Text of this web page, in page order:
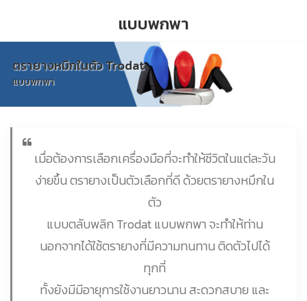
แบบพกพา
ตรายางหมึกในตัว Trodat
แบบพกพา
เมื่อต้องการเลือกเครื่องมือที่จะทำให้ชีวิตในแต่ละวัน
ง่ายขึ้น ตรายางเป็นตัวเลือกที่ดี ด้วยตรายางหมึกใน
ตัว
แบบตลับพลิก Trodat แบบพกพา จะทำให้ท่าน
นอกจากได้ใช้ตรายางที่มีความทนทาน ติดตัวไปได้
ทุกที่
ทั้งยังมีมีอายุการใช้งานยาวนาน สะดวกสบาย และ